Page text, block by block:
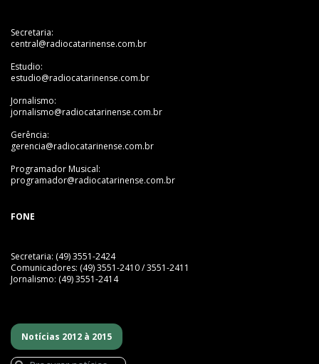
Secretaria:
central@radiocatarinense.com.br
Estudio:
estudio@radiocatarinense.com.br
Jornalismo:
jornalismo@radiocatarinense.com.br
Gerência:
gerencia@radiocatarinense.com.br
Programador Musical:
programador@radiocatarinense.com.br
FONE
Secretaria: (49) 3551-2424
Comunicadores: (49) 3551-2410 / 3551-2411
Jornalismo: (49) 3551-2414
Notícias 2012 à 2015